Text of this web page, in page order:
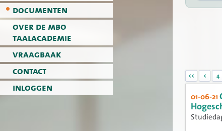
documenten
over de mbo
taalacademie
vraagbaak
contact
inloggen
<< < 4
01-06-21